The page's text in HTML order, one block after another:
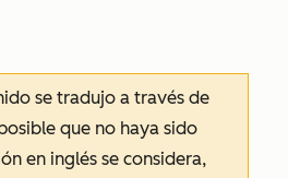
se tradujo a través de
que no haya sido
en inglés se considera,